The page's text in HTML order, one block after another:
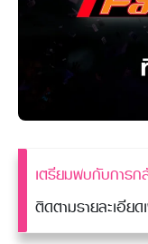
เตรียมพบกับการ
ติดตามรายละเอีย